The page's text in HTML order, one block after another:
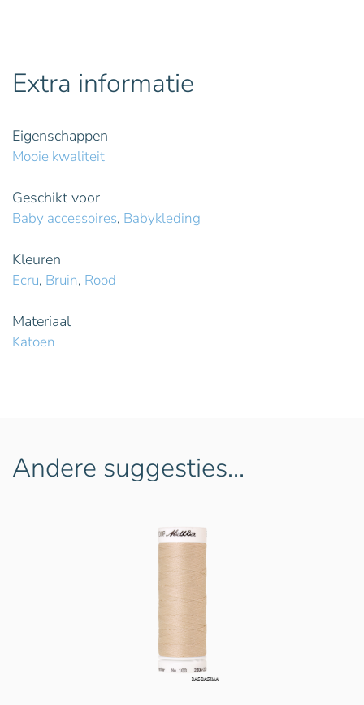
Extra informatie
Eigenschappen
Mooie kwaliteit
Geschikt voor
Baby accessoires, Babykleding
Kleuren
Ecru, Bruin, Rood
Materiaal
Katoen
Andere suggesties…